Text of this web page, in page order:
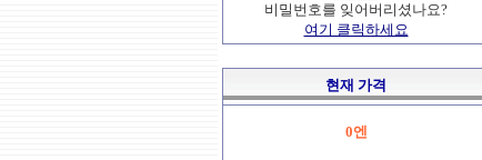
비밀번호를 잊어버리셨나요?
여기 클릭하세요
현재 가격
0엔